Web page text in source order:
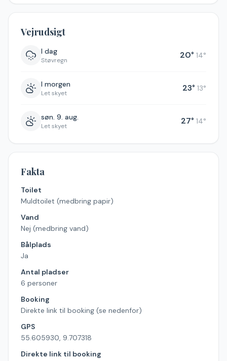
Vejrudsigt
I dag
Støvregn 20° 14°
I morgen
Let skyet 23° 13°
søn. 9. aug.
Let skyet 27° 14°
Fakta
Toilet
Muldtoilet (medbring papir)
Vand
Nej (medbring vand)
Bålplads
Ja
Antal pladser
6 personer
Booking
Direkte link til booking (se nedenfor)
GPS
55.605930, 9.707318
Direkte link til booking